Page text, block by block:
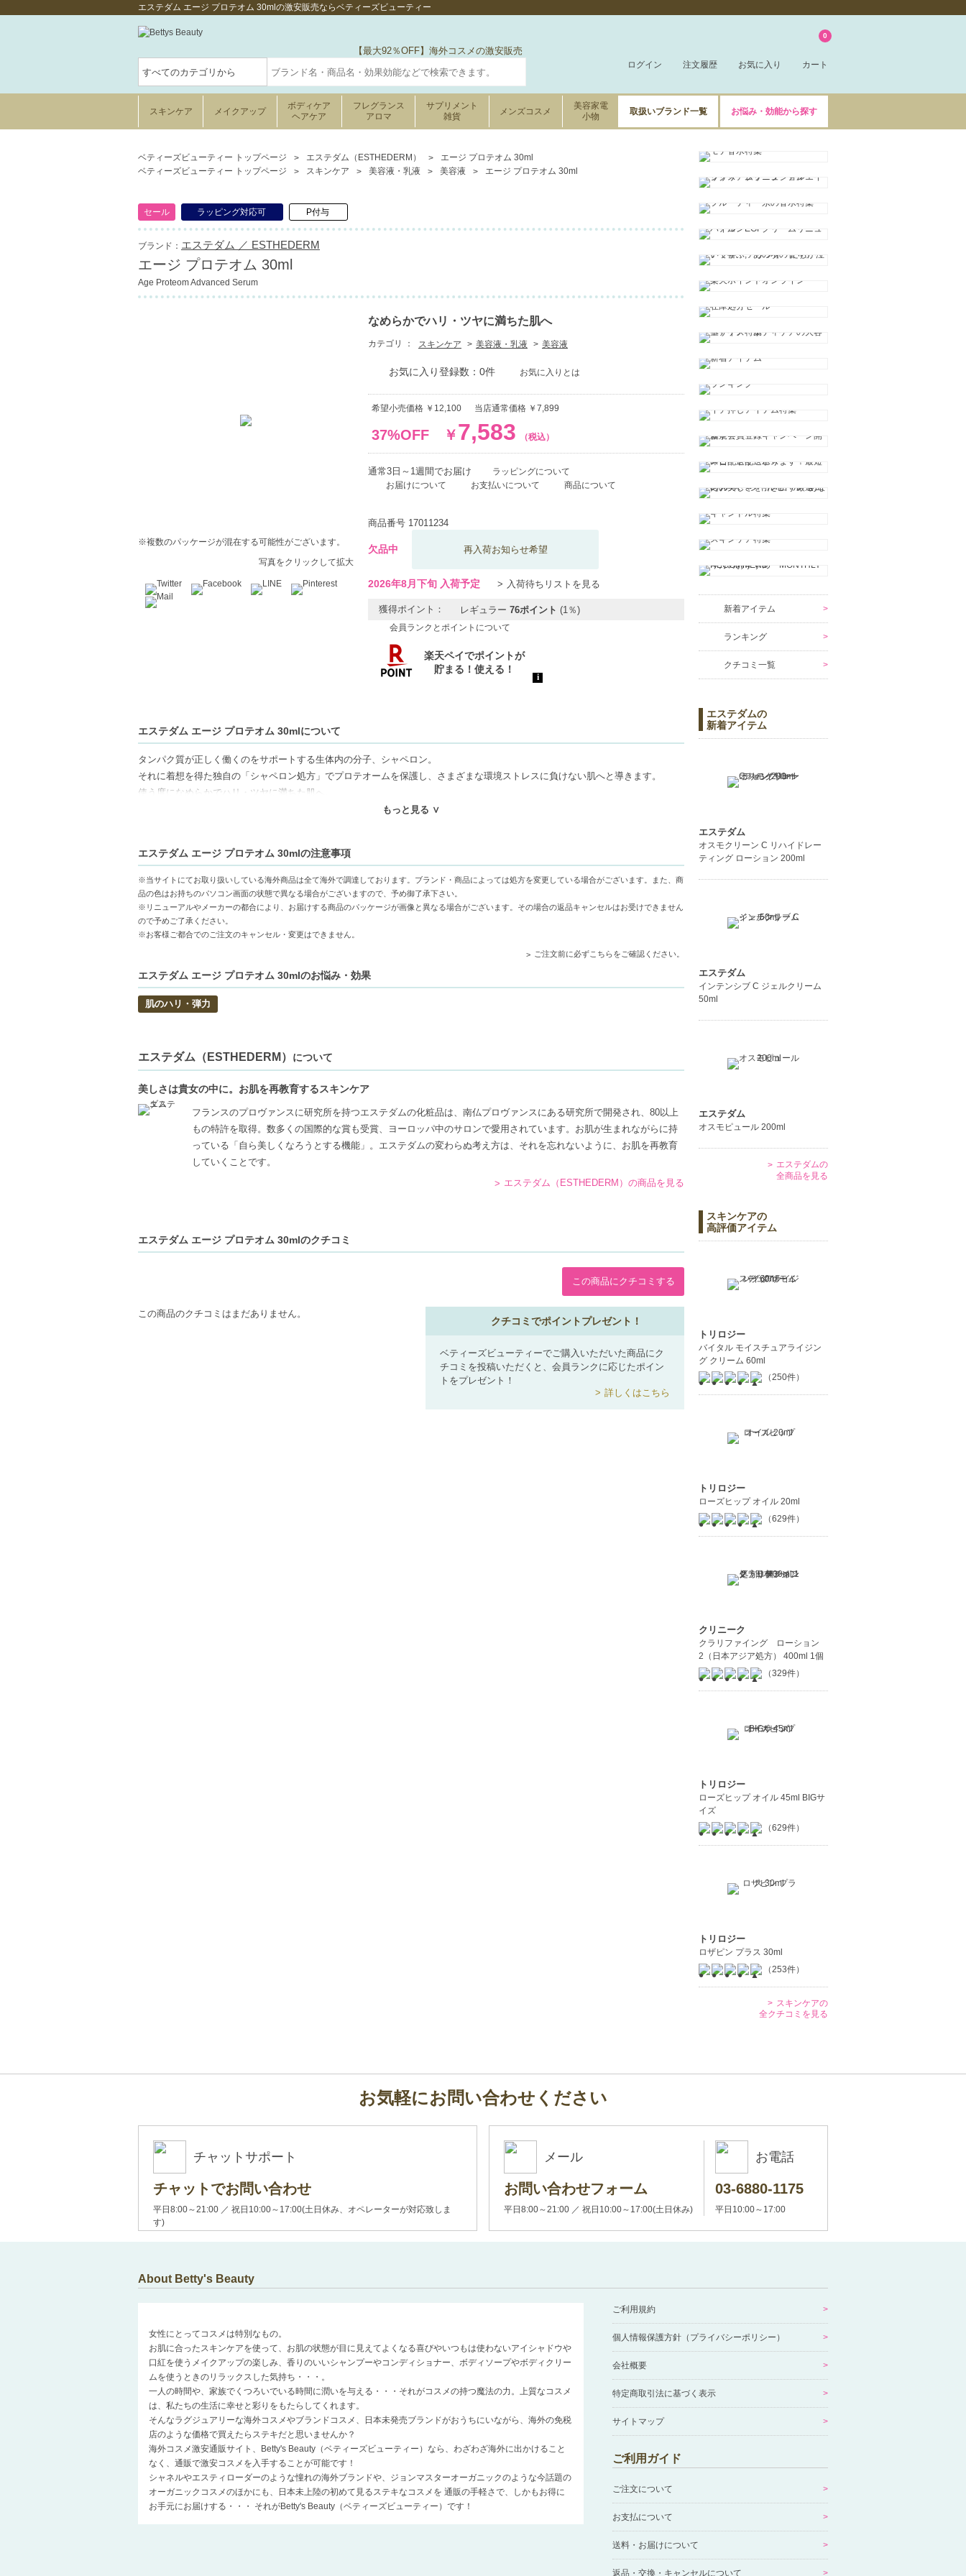
エステダム エージ プロテオム 30mlの激安販売ならベティーズビューティー
【最大92％OFF】海外コスメの激安販売
ログイン 注文履歴 お気に入り カート
0
スキンケア メイクアップ
ボディケア
ヘアケア
フレグランス
アロマ
サプリメント
雑貨
メンズコスメ
美容家電
小物
取扱いブランド一覧 お悩み・効能から探す
ベティーズビューティー トップページ エステダム（ESTHEDERM）
エージ プロテオム 30ml
ベティーズビューティー トップページ
スキンケア 美容液・乳液 美容液 エージ プロテオム 30ml
セール ラッピング対応可 P付与
ブランド： エステダム ／ ESTHEDERM
エージ プロテオム 30ml
Age Proteom Advanced Serum
※複数のパッケージが混在する可能性がございます。
写真をクリックして拡大
なめらかでハリ・ツヤに満ちた肌へ
カテゴリ ： スキンケア 美容液・乳液 美容液
お気に入り登録数：0件 お気に入りとは
希望小売価格 ￥12,100 当店通常価格 ￥7,899
37%OFF ￥7,583 （税込）
通常3日～1週間でお届け
ラッピングについて
お届けについて
お支払いについて 商品について
商品番号 17011234
欠品中 再入荷お知らせ希望
2026年8月下旬 入荷予定 入荷待ちリストを見る
獲得ポイント： レギュラー 76ポイント (1％)
会員ランクとポイントについて
エステダム エージ プロテオム 30mlについて
タンパク質が正しく働くのをサポートする生体内の分子、シャペロン。
それに着想を得た独自の「シャペロン処方」でプロテオームを保護し、さまざまな環境ストレスに負けない肌へと導きます。
使う度になめらかでハリ・ツヤに満ちた肌へ。
なめらかでハリツヤのある肌に-使うたびに肌の質感が向上し、若々しい印象を与えます。
皮膚にやさしい成分-多様なスキンタイプに対応し、安心して使用できる美容液です。
【こんな方へおすすめ】
肌のハリやツヤが気になる方。
環境ストレスから肌を守りたい方。
もっと見る ∨
エステダム エージ プロテオム 30mlの注意事項
※当サイトにてお取り扱いしている海外商品は全て海外で調達しております。ブランド・商品によっては処方を変更している場合がございます。また、商
品の色はお持ちのパソコン画面の状態で異なる場合がございますので、予め御了承下さい。
※リニューアルやメーカーの都合により、お届けする商品のパッケージが画像と異なる場合がございます。その場合の返品キャンセルはお受けできません
ので予めご了承ください。
※お客様ご都合でのご注文のキャンセル・変更はできません。
ご注文前に必ずこちらをご確認ください。
エステダム エージ プロテオム 30mlのお悩み・効果
肌のハリ・弾力
エステダム（ESTHEDERM） について
美しさは貴女の中に。お肌を再教育するスキンケア
フランスのプロヴァンスに研究所を持つエステダムの化粧品は、南仏プロヴァンスにある研究所で開発され、80以上
もの特許を取得。数多くの国際的な賞も受賞、ヨーロッパ中のサロンで愛用されています。お肌が生まれながらに持
っている「自ら美しくなろうとする機能」。エステダムの変わらぬ考え方は、それを忘れないように、お肌を再教育
していくことです。
エステダム（ESTHEDERM）の商品を見る
エステダム エージ プロテオム 30mlのクチコミ
この商品にクチコミする
この商品のクチコミはまだありません。
クチコミでポイントプレゼント！
ベティーズビューティーでご購入いただいた商品にク
チコミを投稿いただくと、会員ランクに応じたポイン
トをプレゼント！
詳しくはこちら
新着アイテム
ランキング
クチコミ一覧
エステダムの
新着アイテム
エステダム
オスモクリーン C リハイドレー
ティング ローション 200ml
エステダム
インテンシブ C ジェルクリーム
50ml
エステダム
オスモピュール 200ml
エステダムの
全商品を見る
スキンケアの
高評価アイテム
トリロジー
バイタル モイスチュアライジン
グ クリーム 60ml
（250件）
トリロジー
ローズヒップ オイル 20ml
（629件）
クリニーク
クラリファイング ローション
2（日本アジア処方） 400ml 1個
（329件）
トリロジー
ローズヒップ オイル 45ml BIGサ
イズ
（629件）
トリロジー
ロザピン プラス 30ml
（253件）
スキンケアの
全クチコミを見る
お気軽にお問い合わせください
チャットサポート
チャットでお問い合わせ
平日8:00～21:00 ／ 祝日10:00～17:00(土日休み、オペレーターが対応致しま
す)
メール
お問い合わせフォーム
平日8:00～21:00 ／ 祝日10:00～17:00(土日休み)
お電話
03-6880-1175
平日10:00～17:00
About Betty's Beauty
女性にとってコスメは特別なもの。
お肌に合ったスキンケアを使って、お肌の状態が目に見えてよくなる喜びやいつもは使わないアイシャドウや
口紅を使うメイクアップの楽しみ、香りのいいシャンプーやコンディショナー、ボディソープやボディクリー
ムを使うときのリラックスした気持ち・・・。
一人の時間や、家族でくつろいでいる時間に潤いを与える・・・それがコスメの持つ魔法の力。上質なコスメ
は、私たちの生活に幸せと彩りをもたらしてくれます。
そんなラグジュアリーな海外コスメやブランドコスメ、日本未発売ブランドがおうちにいながら、海外の免税
店のような価格で買えたらステキだと思いませんか？
海外コスメ激安通販サイト、Betty's Beauty（ベティーズビューティー）なら、わざわざ海外に出かけること
なく、通販で激安コスメを入手することが可能です！
シャネルやエスティローダーのような憧れの海外ブランドや、ジョンマスターオーガニックのような今話題の
オーガニックコスメのほかにも、日本未上陸の初めて見るステキなコスメを 通販の手軽さで、しかもお得に
お手元にお届けする・・・ それがBetty's Beauty（ベティーズビューティー）です！
ご利用規約
個人情報保護方針（プライバシーポリシー）
会社概要
特定商取引法に基づく表示
サイトマップ
ご利用ガイド
ご注文について
お支払について
送料・お届けについて
返品・交換・キャンセルについて